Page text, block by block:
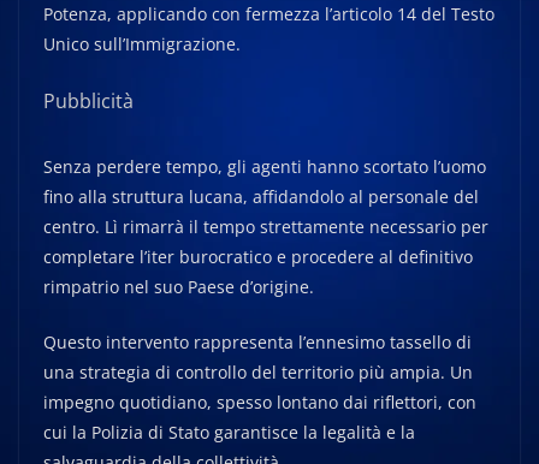
Potenza, applicando con fermezza l’articolo 14 del Testo
Unico sull’Immigrazione.
Pubblicità
Senza perdere tempo, gli agenti hanno scortato l’uomo
fino alla struttura lucana, affidandolo al personale del
centro. Lì rimarrà il tempo strettamente necessario per
completare l’iter burocratico e procedere al definitivo
rimpatrio nel suo Paese d’origine.
Questo intervento rappresenta l’ennesimo tassello di
una strategia di controllo del territorio più ampia. Un
impegno quotidiano, spesso lontano dai riflettori, con
cui la Polizia di Stato garantisce la legalità e la